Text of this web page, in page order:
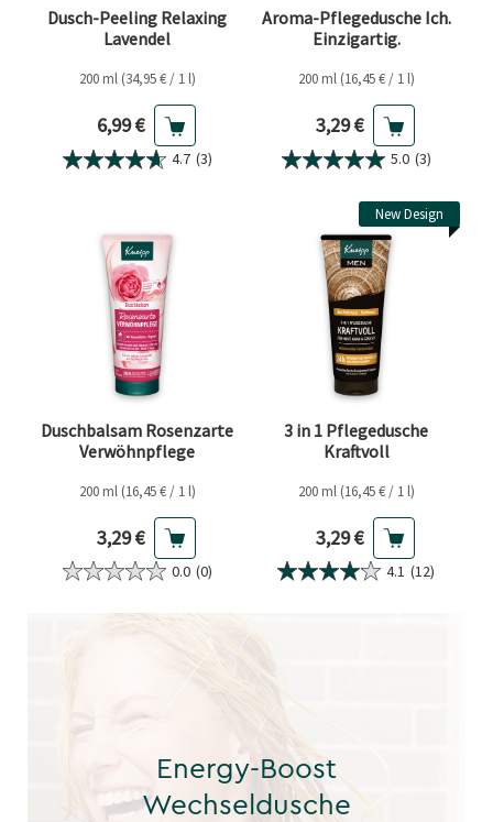
Dusch-Peeling Relaxing
Lavendel
200 ml (34,95 € / 1 l)
Aktueller Preis
6,99 €
4.7 (3)
Aroma-Pflegedusche Ich.
Einzigartig.
200 ml (16,45 € / 1 l)
Aktueller Preis
3,29 €
5.0 (3)
Duschbalsam Rosenzarte
Verwöhnpflege
200 ml (16,45 € / 1 l)
Aktueller Preis
3,29 €
0.0 (0)
New Design
3 in 1 Pflegedusche
Kraftvoll
200 ml (16,45 € / 1 l)
Aktueller Preis
3,29 €
4.1 (12)
Energy-Boost
Wechseldusche